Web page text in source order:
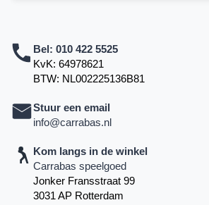
Bel: 010 422 5525
KvK: 64978621
BTW: NL002225136B81
Stuur een email
info@carrabas.nl
Kom langs in de winkel
Carrabas speelgoed
Jonker Fransstraat 99
3031 AP Rotterdam